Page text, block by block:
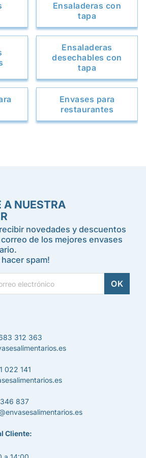
Ensaladeras con
tapa
Ensaladeras
desechables con
tapa
Envases para
restaurantes
A NUESTRA
novedades y descuentos
de los mejores envases
spam!
312 363
022 141
837
Cliente: